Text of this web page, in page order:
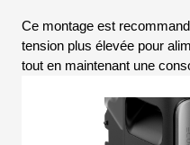
Ce montage est
tension plus élevée pour
tout en maintenant une